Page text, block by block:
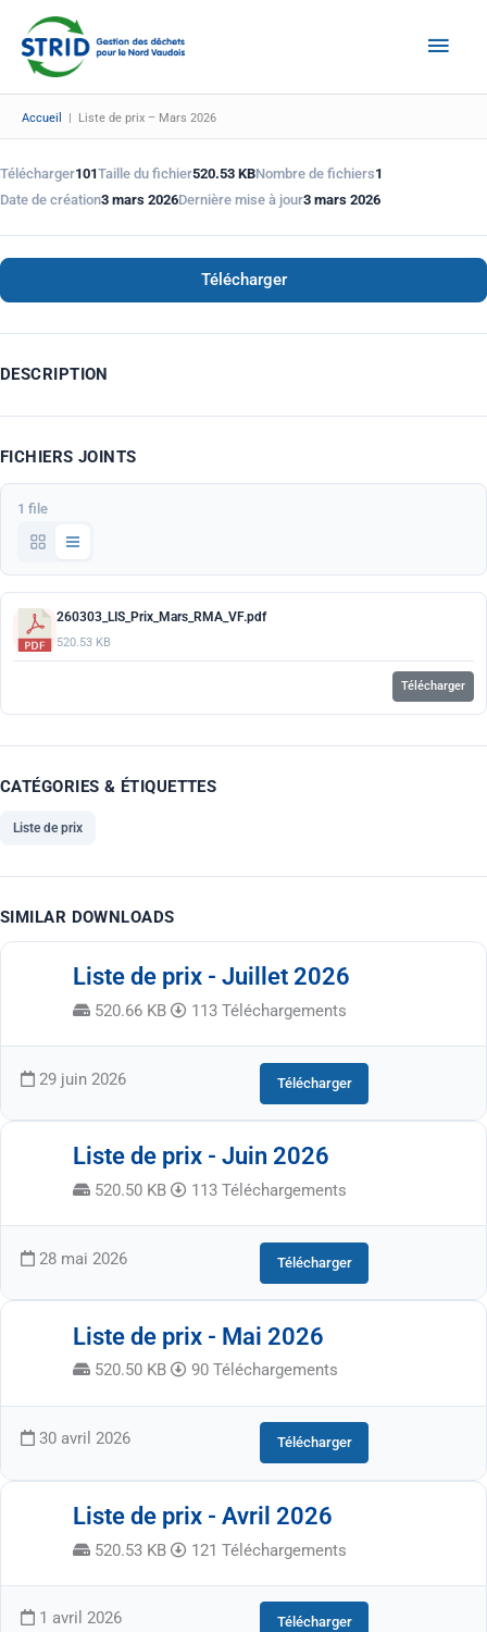
contenu
Accueil | Liste de prix – Mars 2026
Télécharger101Taille du fichier520.53 KBNombre de fichiers1
Date de création3 mars 2026Dernière mise à jour3 mars 2026
Télécharger
DESCRIPTION
FICHIERS JOINTS
1 file
260303_LIS_Prix_Mars_RMA_VF.pdf
520.53 KB
Télécharger
CATÉGORIES & ÉTIQUETTES
Liste de prix
SIMILAR DOWNLOADS
Liste de prix - Juillet 2026
520.66 KB 113 Téléchargements
29 juin 2026 Télécharger
Liste de prix - Juin 2026
520.50 KB 113 Téléchargements
28 mai 2026 Télécharger
Liste de prix - Mai 2026
520.50 KB 90 Téléchargements
30 avril 2026 Télécharger
Liste de prix - Avril 2026
520.53 KB 121 Téléchargements
1 avril 2026 Télécharger